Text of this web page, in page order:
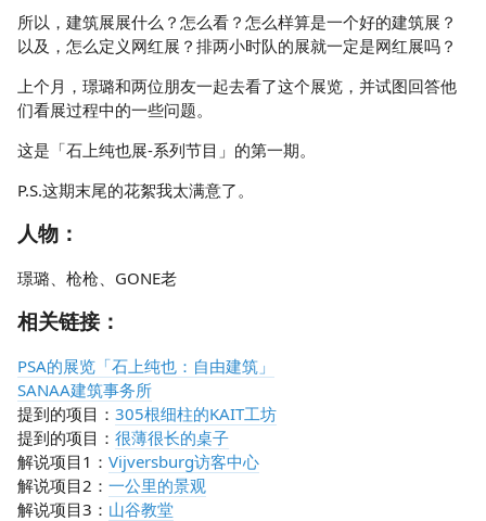
所以，建筑展展什么？怎么看？怎么样算是一个好的建筑展？
以及，怎么定义网红展？排两小时队的展就一定是网红展吗？
上个月，璟璐和两位朋友一起去看了这个展览，并试图回答他
们看展过程中的一些问题。
这是「石上纯也展-系列节目」的第一期。
P.S.这期末尾的花絮我太满意了。
人物：
璟璐、枪枪、GONE老
相关链接：
PSA的展览「石上纯也：自由建筑」
SANAA建筑事务所
提到的项目： 305根细柱的KAIT工坊
提到的项目： 很薄很长的桌子
解说项目1： Vijversburg访客中心
解说项目2： 一公里的景观
解说项目3： 山谷教堂